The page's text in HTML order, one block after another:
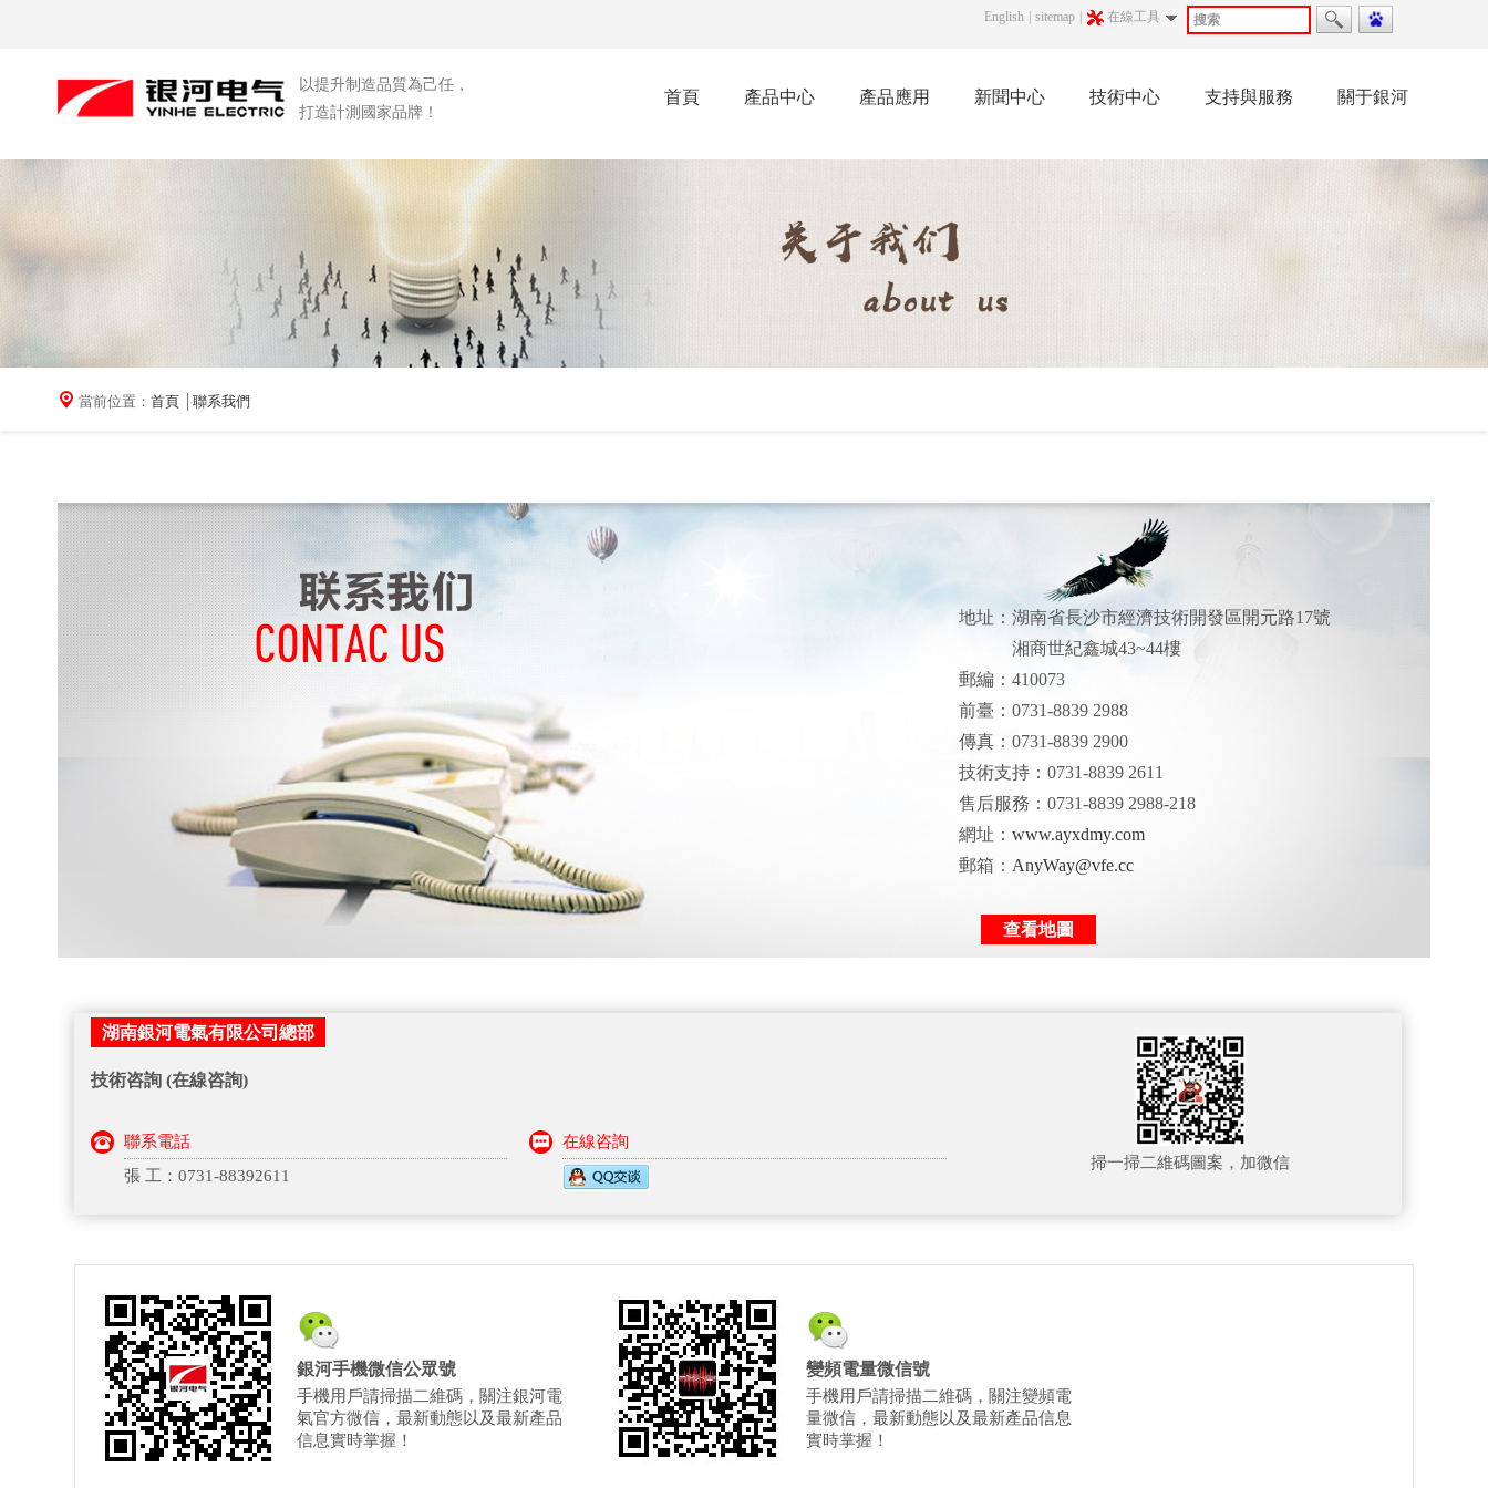
English sitemap 在線工具
以提升制造品質為己任，
打造計測國家品牌！
首頁 產品中心 產品應用 新聞中心 技術中心 支持與服務 關于銀河
當前位置： 首頁 聯系我們
地址：湖南省長沙市經濟技術開發區開元路17號
湘商世紀鑫城43~44樓
郵編：410073
前臺：0731-8839 2988
傳真：0731-8839 2900
技術支持：0731-8839 2611
售后服務：0731-8839 2988-218
網址： www.ayxdmy.com
郵箱： AnyWay@vfe.cc
查看地圖
湖南銀河電氣有限公司總部
技術咨詢 (在線咨詢)
聯系電話
張 工：0731-88392611
在線咨詢
掃一掃二維碼圖案，加微信
銀河手機微信公眾號
手機用戶請掃描二維碼，關注銀河電
氣官方微信，最新動態以及最新產品
信息實時掌握！
變頻電量微信號
手機用戶請掃描二維碼，關注變頻電
量微信，最新動態以及最新產品信息
實時掌握！